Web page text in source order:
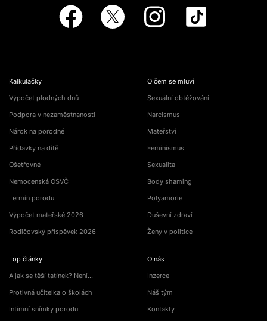
Kalkulačky
Výpočet plodných dnů
Podpora v nezaměstnanosti
Nárok na porodné
Přídavky na dítě
Ošetřovné
Nemocenská OSVČ
Termín porodu
Výpočet mateřské 2026
Rodičovský příspěvek 2026
Top články
A jak se těší tatínek? Není…
Protivná učitelka o školách
Intimní snímky porodu
O čem se mluví
Sexuální obtěžování
Narcismus
Mateřství
Feminismus
Sexualita
Body shaming
Polyamorie
Duševní zdraví
Ženy v politice
O nás
Inzerce
Náš tým
Kontakty